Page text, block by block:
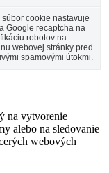
súbor cookie nastavuje
Google recaptcha na
robotov na
webovej stránky pred
spamovými útokmi.
na vytvorenie
alebo na sledovanie
webových